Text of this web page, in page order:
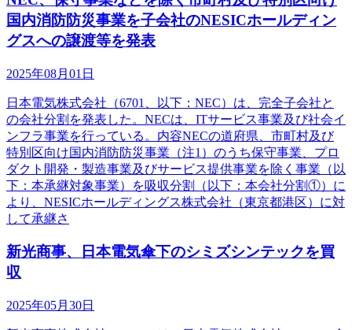
国内消防防災事業を子会社のNESICホールディン
グスへの譲渡等を発表
2025年08月01日
日本電気株式会社（6701、以下：NEC）は、完全子会社と
の会社分割を発表した。NECは、ITサービス事業及び社会イ
ンフラ事業を行っている。内容NECの道府県、市町村及び
特別区向け国内消防防災事業（注1）のうち保守事業、プロ
ダクト開発・製造事業及びサービス提供事業を除く事業（以
下：本承継対象事業）を吸収分割（以下：本会社分割①）に
より、NESICホールディングス株式会社（東京都港区）に対
して承継さ
新光商事、日本電気傘下のシミズシンテックを買
収
2025年05月30日